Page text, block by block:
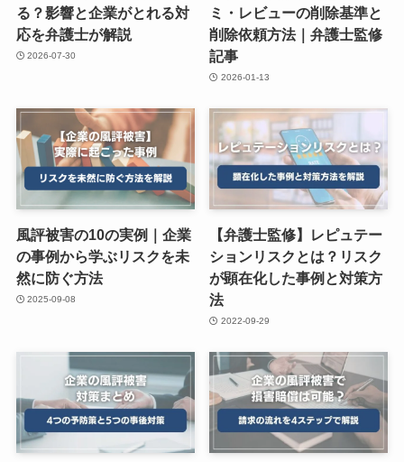
る？影響と企業がとれる対
応を弁護士が解説
2026-07-30
ミ・レビューの削除基準と
削除依頼方法｜弁護士監修
記事
2026-01-13
風評被害の10の実例｜企業
の事例から学ぶリスクを未
然に防ぐ方法
2025-09-08
【弁護士監修】レピュテー
ションリスクとは？リスク
が顕在化した事例と対策方
法
2022-09-29